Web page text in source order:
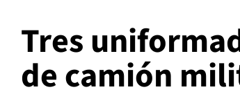
Tres
de camión